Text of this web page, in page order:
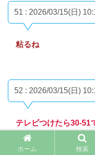
51 : 2026/03/15(日)
粘るね
52 : 2026/03/15(日)
テレビつけたら30-51
だ余裕だよ
ホーム 検索